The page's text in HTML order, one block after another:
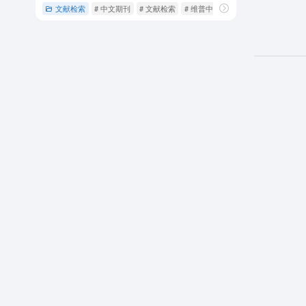
文献检索 # 中文期刊 # 文献检索 # 维普中文科技期刊数据库